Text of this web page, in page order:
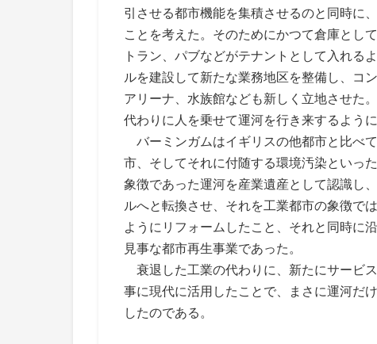
引させる都市機能を集積させるのと同時に
ことを考えた。そのためにかつて倉庫とし
トラン、パブなどがテナントとして入れる
ルを建設して新たな業務地区を整備し、コ
アリーナ、水族館なども新しく立地させた
代わりに人を乗せて運河を行き来するように
バーミンガムはイギリスの他都市と比べ
市、そしてそれに付随する環境汚染といっ
象徴であった運河を産業遺産として認識し
ルへと転換させ、それを工業都市の象徴で
ようにリフォームしたこと、それと同時に
見事な都市再生事業であった。
衰退した工業の代わりに、新たにサービ
事に現代に活用したことで、まさに運河だ
したのである。